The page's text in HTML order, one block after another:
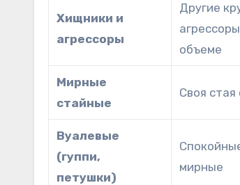
Хищники и
агрессоры
Другие
объеме
Мирные
стайные
Своя стая
Вуалевые
(гуппи,
петушки)
мирные